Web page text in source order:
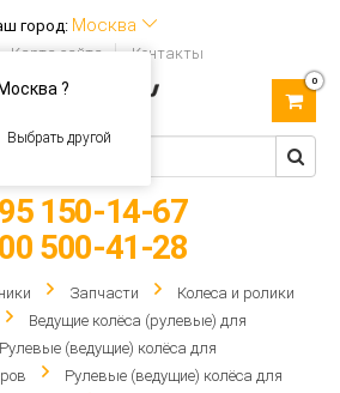
город: Москва
?
Выбрать другой
Карта сайта Контакты
0
150-14-67
500-41-28
Запчасти
Колеса и ролики
Ведущие колёса (рулевые) для
Рулевые (ведущие) колёса для
Рулевые (ведущие) колёса для